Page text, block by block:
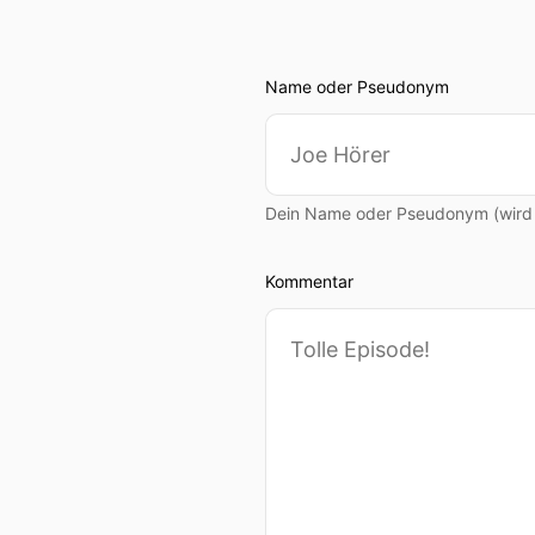
Ich merke, dass es mich
erzählt habe, war ich in
Spitalaufenthalt nicht
absolut bewusst.
Wir sprechen nachher
zurechtzukommen. Lass
Name oder Pseudonym
Dein Name oder Pseudonym
Kommentar